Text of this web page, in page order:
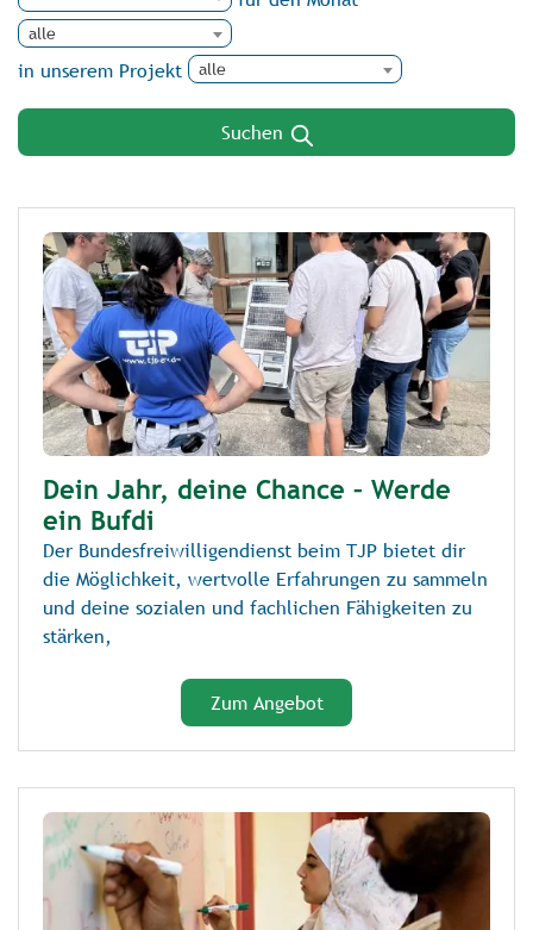
alle
in unserem Projekt alle
Suchen
Dein Jahr, deine Chance – Werde
ein Bufdi
Der Bundesfreiwilligendienst beim TJP bietet dir
die Möglichkeit, wertvolle Erfahrungen zu sammeln
und deine sozialen und fachlichen Fähigkeiten zu
stärken,
Zum Angebot